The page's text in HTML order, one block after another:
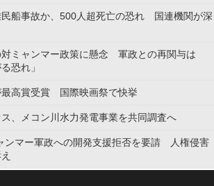
民船事故か、500人超死亡の恐れ 国連機関が深
対ミャンマー政策に懸念 軍政との再関与は
恐れ」
最高賞受賞 国際映画祭で快挙
、メコン川水力発電事業を共同調査へ
ンマー軍政への開発支援拒否を要請 人権侵害